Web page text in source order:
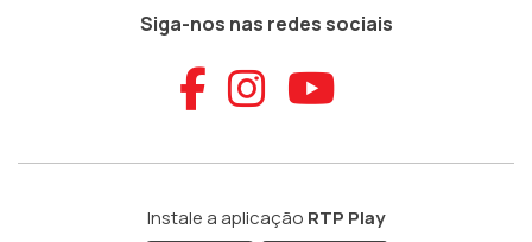
Siga-nos nas redes sociais
Aceder ao
Aceder ao
Aceder
Instale a aplicação RTP Play